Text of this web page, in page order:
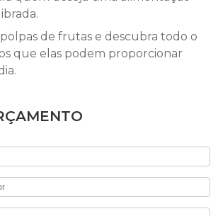
de frutas e descubra todo o
que elas podem proporcionar